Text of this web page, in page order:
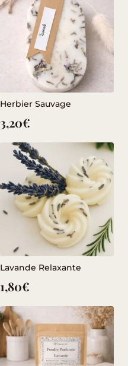
Herbier Sauvage
3,20€
Lavande Relaxante
1,80€